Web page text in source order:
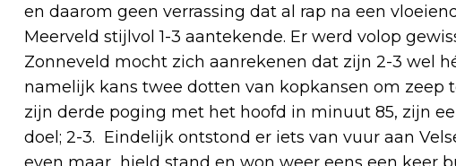
en daarom geen verrassing dat al rap na een
Meerveld stijlvol 1-3 aantekende. Er werd volop
Zonneveld mocht zich aanrekenen dat zijn 2-3 wel
namelijk kans twee dotten van kopkansen om
zijn derde poging met het hoofd in minuut 85, zijn
doel; 2-3. Eindelijk ontstond er iets van vuur aan